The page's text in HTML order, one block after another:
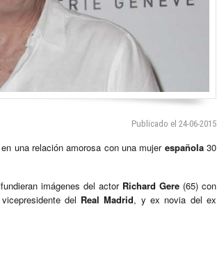
Publicado el 24-06-2015
una relación amorosa con una mujer española30
imágenes del actor Richard Gere (65) con
del Real Madrid, y ex novia del ex